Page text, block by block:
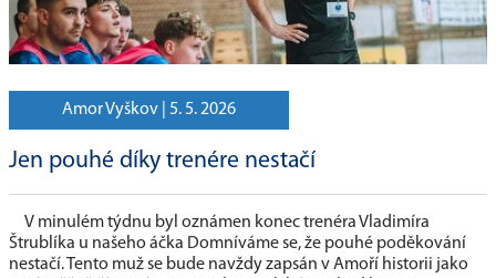
Amor Vyškov | 5. 5. 2026
Jen pouhé díky trenére nestačí
V minulém týdnu byl oznámen konec trenéra Vladimíra
Štrublíka u našeho áčka Domníváme se, že pouhé poděkování
nestačí. Tento muž se bude navždy zapsán v Amoří historii jako